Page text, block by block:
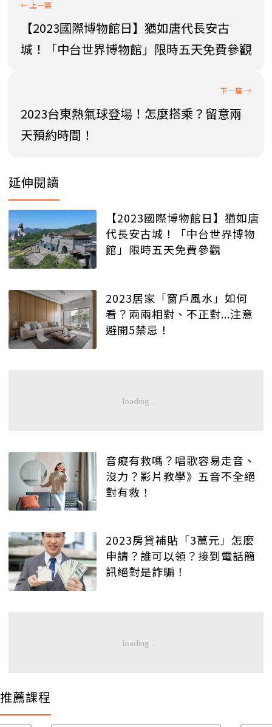
【2023國際博物館日】猶如唐代長安古
城！「中台世界博物館」限時五天免費參觀
2023台東熱氣球登場！怎麼搭乘？留意兩
天預約時間！
延伸閱讀
【2023國際博物館日】猶如唐
代長安古城！「中台世界博物
館」限時五天免費參觀
2023居家「窗戶風水」如何
看？兩兩相對、不正對...注意
避開5禁忌！
音癡有救嗎？唱歌容易走音、
沒力？影片教學》五音不全絕
對有救！
2023房貸補貼「3萬元」怎麼
申請？誰可以領？接到電話簡
訊絕對是詐騙！
推薦課程